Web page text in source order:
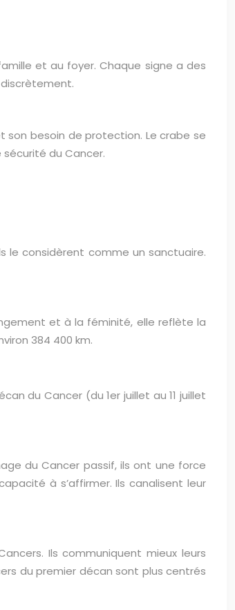
et au foyer. Chaque signe a des
besoin de protection. Le crabe se
du Cancer.
le considèrent comme un sanctuaire.
et à la féminité, elle reflète la
384 400 km.
du Cancer (du 1er juillet au 11 juillet
du Cancer passif, ils ont une force
à s’affirmer. Ils canalisent leur
Ils communiquent mieux leurs
du premier décan sont plus centrés